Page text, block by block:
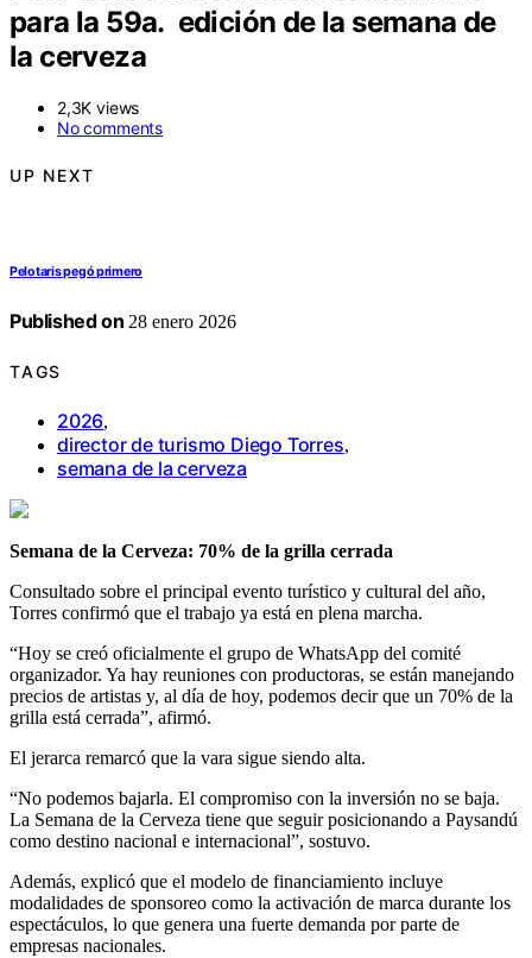
para la 59a. edición de la semana de
la cerveza
2,3K views
No comments
UP NEXT
Pelotaris pegó primero
Published on 28 enero 2026
TAGS
2026,
director de turismo Diego Torres,
semana de la cerveza
Semana de la Cerveza: 70% de la grilla cerrada
Consultado sobre el principal evento turístico y cultural del año,
Torres confirmó que el trabajo ya está en plena marcha.
“Hoy se creó oficialmente el grupo de WhatsApp del comité
organizador. Ya hay reuniones con productoras, se están manejando
precios de artistas y, al día de hoy, podemos decir que un 70% de la
grilla está cerrada”, afirmó.
El jerarca remarcó que la vara sigue siendo alta.
“No podemos bajarla. El compromiso con la inversión no se baja.
La Semana de la Cerveza tiene que seguir posicionando a Paysandú
como destino nacional e internacional”, sostuvo.
Además, explicó que el modelo de financiamiento incluye
modalidades de sponsoreo como la activación de marca durante los
espectáculos, lo que genera una fuerte demanda por parte de
empresas nacionales.